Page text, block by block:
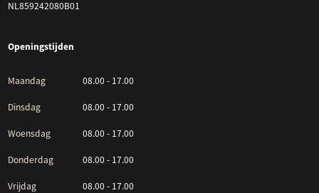
NL859242080B01
Openingstijden
Maandag 08.00 - 17.00
Dinsdag 08.00 - 17.00
Woensdag 08.00 - 17.00
Donderdag 08.00 - 17.00
Vrijdag 08.00 - 17.00